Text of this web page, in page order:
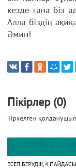
кезде ғана біз
Алла біздің
Әмин!
Пікірлер (0)
Тіркелген
ЕСЕП БЕРУДІҢ 4 ПАЙДАСЫ